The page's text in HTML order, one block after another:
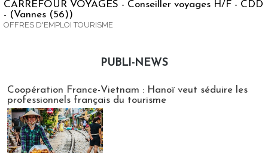
CARREFOUR VOYAGES - Conseiller voyages H/F - CDD
- (Vannes (56))
OFFRES D'EMPLOI TOURISME
PUBLI-NEWS
Coopération France-Vietnam : Hanoï veut séduire les
professionnels français du tourisme